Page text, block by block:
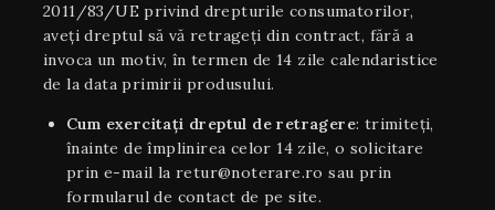
2011/83/UE privind drepturile consumatorilor,
aveți dreptul să vă retrageți din contract, fără a
invoca un motiv, în termen de 14 zile calendaristice
de la data primirii produsului.
Cum exercitați dreptul de retragere: trimiteți,
înainte de împlinirea celor 14 zile, o solicitare
prin e-mail la retur@noterare.ro sau prin
formularul de contact de pe site.